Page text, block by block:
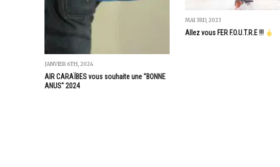
JANVIER 6TH, 2024
AIR CARAÏBES vous souhaite une "BONNE
ANUS" 2024
MAI 3RD, 2023
Allez vous FER F.O.U.T.R.E !!!